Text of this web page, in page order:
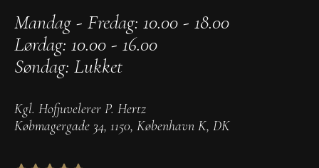
Mandag - Fredag: 10.00 - 18.00
Lørdag: 10.00 - 16.00
Søndag: Lukket
Kgl. Hofjuvelerer P. Hertz
Købmagergade 34, 1150, København K, DK